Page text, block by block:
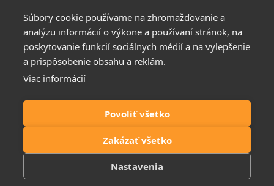
Súbory cookie používame na zhromažďovanie a
analýzu informácií o výkone a používaní stránok, na
poskytovanie funkcií sociálnych médií a na vylepšenie
a prispôsobenie obsahu a reklám.
Viac informácií
Povoliť všetko
Zakázať všetko
Nastavenia
Elektrických produktov.
Súhlasim so spracovaním osobných údajov